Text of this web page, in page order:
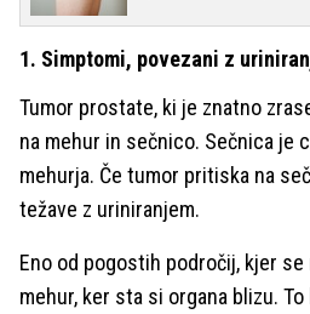
1. Simptomi, povezani z
Tumor prostate, ki je znatno
na mehur in sečnico. Sečnica je
mehurja. Če tumor pritiska na
težave z uriniranjem.
Eno od pogostih področij, kjer
mehur, ker sta si organa blizu.